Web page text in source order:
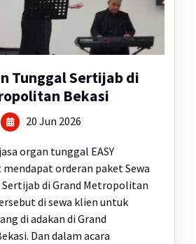
Tunggal Sertijab di
Bekasi
20 Jun 2026
organ tunggal EASY
orderan paket Sewa
di Grand Metropolitan
di sewa klien untuk
di adakan di Grand
Dan dalam acara